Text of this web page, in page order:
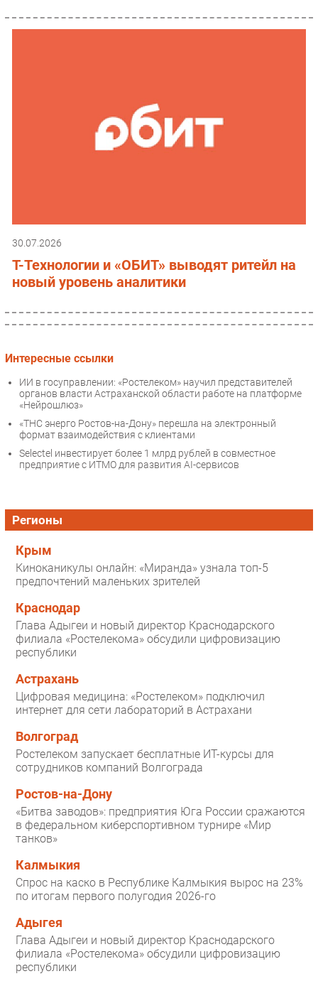
30.07.2026
Т-Технологии и «ОБИТ» выводят ритейл на
новый уровень аналитики
Интересные ссылки
ИИ в госуправлении: «Ростелеком» научил представителей
органов власти Астраханской области работе на платформе
«Нейрошлюз»
«ТНС энерго Ростов-на-Дону» перешла на электронный
формат взаимодействия с клиентами
Selectel инвестирует более 1 млрд рублей в совместное
предприятие с ИТМО для развития AI-сервисов
Регионы
Крым
Киноканикулы онлайн: «Миранда» узнала топ-5
предпочтений маленьких зрителей
Краснодар
Глава Адыгеи и новый директор Краснодарского
филиала «Ростелекома» обсудили цифровизацию
республики
Астрахань
Цифровая медицина: «Ростелеком» подключил
интернет для сети лабораторий в Астрахани
Волгоград
Ростелеком запускает бесплатные ИТ-курсы для
сотрудников компаний Волгограда
Ростов-на-Дону
«Битва заводов»: предприятия Юга России сражаются
в федеральном киберспортивном турнире «Мир
танков»
Калмыкия
Спрос на каско в Республике Калмыкия вырос на 23%
по итогам первого полугодия 2026-го
Адыгея
Глава Адыгеи и новый директор Краснодарского
филиала «Ростелекома» обсудили цифровизацию
республики